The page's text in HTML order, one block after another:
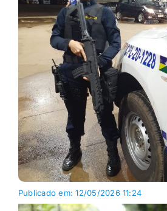
Publicado em: 12/05/2026 11:24